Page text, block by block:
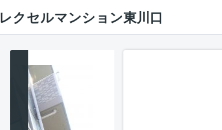
レクセルマンション東川口